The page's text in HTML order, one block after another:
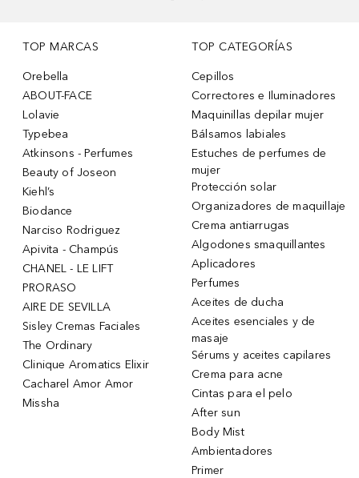
TOP MARCAS
Orebella
ABOUT-FACE
Lolavie
Typebea
Atkinsons - Perfumes
Beauty of Joseon
Kiehl’s
Biodance
Narciso Rodriguez
Apivita - Champús
CHANEL - LE LIFT
PRORASO
AIRE DE SEVILLA
Sisley Cremas Faciales
The Ordinary
Clinique Aromatics Elixir
Cacharel Amor Amor
Missha
TOP CATEGORÍAS
Cepillos
Correctores e Iluminadores
Maquinillas depilar mujer
Bálsamos labiales
Estuches de perfumes de
mujer
Protección solar
Organizadores de maquillaje
Crema antiarrugas
Algodones smaquillantes
Aplicadores
Perfumes
Aceites de ducha
Aceites esenciales y de
masaje
Sérums y aceites capilares
Crema para acne
Cintas para el pelo
After sun
Body Mist
Ambientadores
Primer